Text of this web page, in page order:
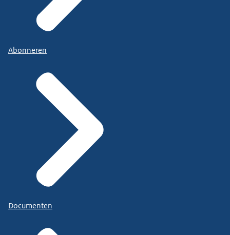
Abonneren
Documenten